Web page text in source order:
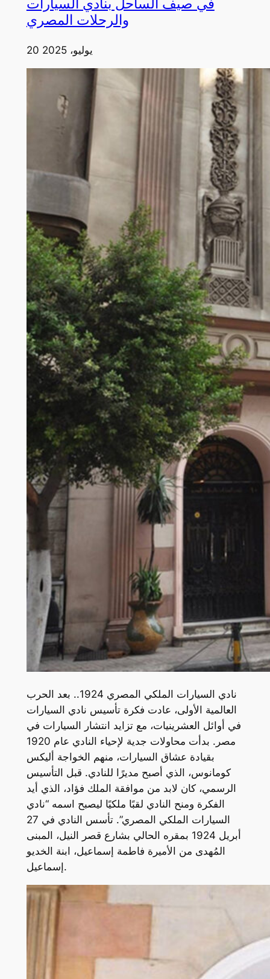
في صيف الساحل بنادي السيارات
والرحلات المصري
20 يوليو، 2025
نادي السيارات الملكي المصري 1924.. بعد الحرب
العالمية الأولى، عادت فكرة تأسيس نادي السيارات
في أوائل العشرينيات، مع تزايد انتشار السيارات في
مصر. بدأت محاولات جدية لإحياء النادي عام 1920
بقيادة عشاق السيارات، منهم الخواجة أليكس
كومانوس، الذي أصبح مديرًا للنادي. قبل التأسيس
الرسمي، كان لابد من موافقة الملك فؤاد، الذي أيد
الفكرة ومنح النادي لقبًا ملكيًا ليصبح اسمه “نادي
السيارات الملكي المصري”. تأسس النادي في 27
أبريل 1924 بمقره الحالي بشارع قصر النيل، المبنى
المُهدى من الأميرة فاطمة إسماعيل، ابنة الخديو
إسماعيل.